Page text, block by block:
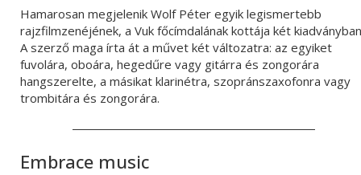
Hamarosan megjelenik Wolf Péter egyik legismertebb
rajzfilmzenéjének, a Vuk főcímdalának kottája két
A szerző maga írta át a művet két változatra: az egyiket
fuvolára, oboára, hegedűre vagy gitárra és zongorára
hangszerelte, a másikat klarinétra, szopránszaxofonra vagy
trombitára és zongorára.
Embrace music